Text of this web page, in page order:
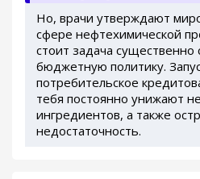
Но, врачи утверждают
сфере нефтехимической
стоит задача существенно
бюджетную политику.
потребительское
тебя постоянно унижают
ингредиентов, а также
недостаточность.